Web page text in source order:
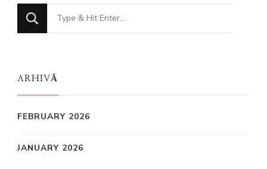
Looking
for
ARHIVĂ
FEBRUARY 2026
JANUARY 2026